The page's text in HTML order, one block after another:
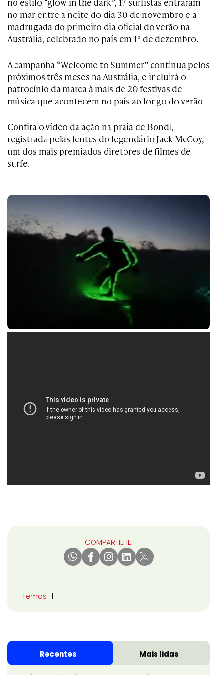
no mar entre a noite do dia 30 de novembro e a
madrugada do primeiro dia oficial do verão na
Austrália, celebrado no país em 1º de dezembro.
A campanha “Welcome to Summer” continua pelos
próximos três meses na Austrália, e incluirá o
patrocínio da marca à mais de 20 festivas de
música que acontecem no país ao longo do verão.
Confira o vídeo da ação na praia de Bondi,
registrada pelas lentes do legendário Jack McCoy,
um dos mais premiados diretores de filmes de
surfe.
COMPARTILHE:
Temas
Recentes Mais lidas